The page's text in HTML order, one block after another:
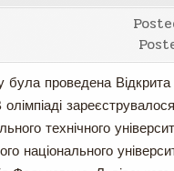
проведена
технічного
національного